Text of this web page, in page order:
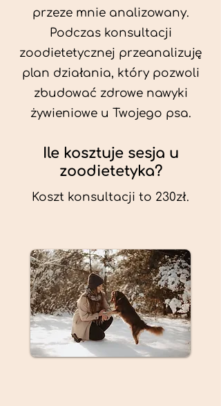
przeze mnie analizowany.
Podczas konsultacji
zoodietetycznej przeanalizuję
plan działania, który pozwoli
zbudować zdrowe nawyki
żywieniowe u Twojego psa.
Ile kosztuje sesja u
zoodietetyka?
Koszt konsultacji to 230zł.